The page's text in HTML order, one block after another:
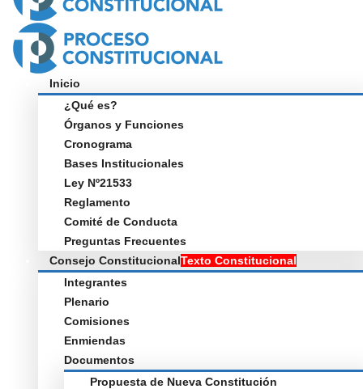
Inicio
¿Qué es?
Órganos y Funciones
Cronograma
Bases Institucionales
Ley Nº21533
Reglamento
Comité de Conducta
Preguntas Frecuentes
Consejo ConstitucionalTexto Constitucional
Integrantes
Plenario
Comisiones
Enmiendas
Documentos
Propuesta de Nueva Constitución